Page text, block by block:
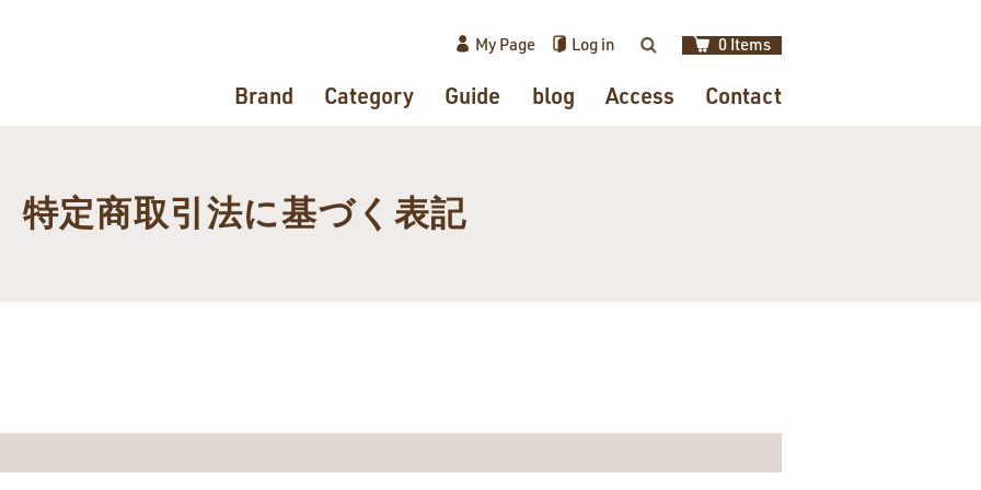
My Page Log in 0 Items
Brand Category Guide blog Access Contact
特定商取引法に基づく表記